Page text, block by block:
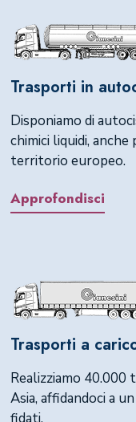
Trasporti in
Disponiamo di
chimici liquidi,
territorio europeo.
Approfondisci
Trasporti a
Realizziamo
Asia, affidandoci a